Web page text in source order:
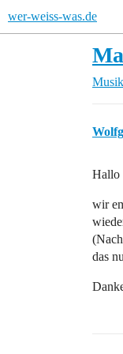
wer-weiss-was.de
Hallo
wir
das